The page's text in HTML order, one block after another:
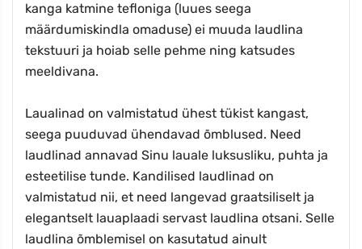
kanga katmine tefloniga (luues seega
määrdumiskindla omaduse) ei muuda laudlina
tekstuuri ja hoiab selle pehme ning katsudes
meeldivana.
Laualinad on valmistatud ühest tükist kangast,
seega puuduvad ühendavad õmblused. Need
laudlinad annavad Sinu lauale luksusliku, puhta ja
esteetilise tunde. Kandilised laudlinad on
valmistatud nii, et need langevad graatsiliselt ja
elegantselt lauaplaadi servast laudlina otsani. Selle
laudlina õmblemisel on kasutatud ainult